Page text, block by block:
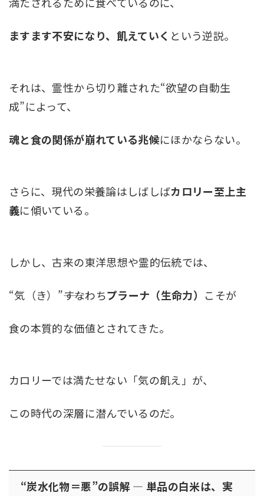
ますます不安になり、飢えていく という逆説。
それは、霊性から切り離された“欲望の自動生
成”によって、
魂と食の関係が崩れている兆候にほかならない。
さらに、現代の栄養論はしばしばカロリー至上主
義に傾いている。
しかし、古来の東洋思想や霊的伝統では、
“気（き）”――すなわちプラーナ（生命力） こそが
食の本質的な価値とされてきた。
カロリーでは満たせない「気の飢え」が、
この時代の深層に潜んでいるのだ。
“炭水化物＝悪”の誤解 ― 単品の白米は、実